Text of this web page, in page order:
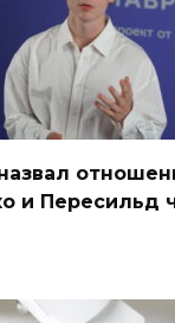
и Пересильд